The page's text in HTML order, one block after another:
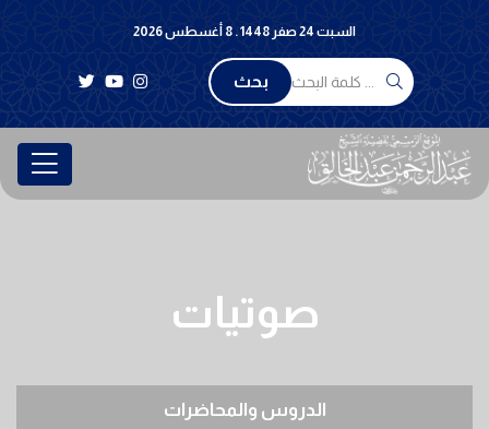
السبت 24 صفر 1448 . 8 أغسطس 2026
بحث
صوتيات
الدروس والمحاضرات